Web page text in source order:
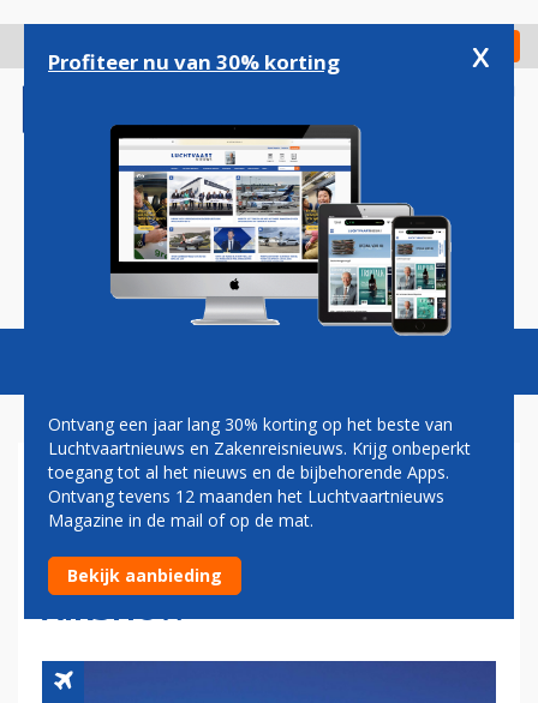
gaan
Check in
Magazine Podcasts Vacatures
PRIJSVECHTER VIETJET
TEKENT VOOR 100 AIRBUS
A321NEO'S OP PARIS
AIRSHOW
Profiteer nu van 30% korting x
Ontvang een jaar lang 30% korting op het beste van
Luchtvaartnieuws en Zakenreisnieuws. Krijg onbeperkt
toegang tot al het nieuws en de bijbehorende Apps.
Ontvang tevens 12 maanden het Luchtvaartnieuws
Magazine in de mail of op de mat.
Bekijk aanbieding